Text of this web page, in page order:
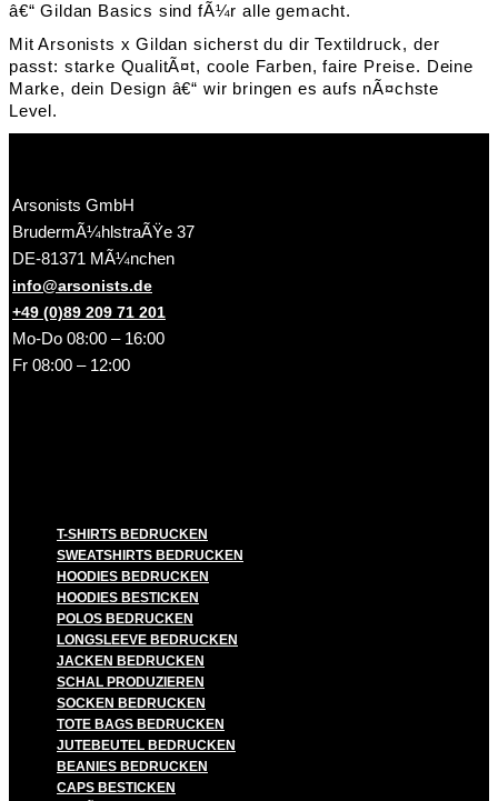
â€“ Gildan Basics sind fÃ¼r alle gemacht.
Mit Arsonists x Gildan sicherst du dir Textildruck, der
passt: starke QualitÃ¤t, coole Farben, faire Preise. Deine
Marke, dein Design â€“ wir bringen es aufs nÃ¤chste
Level.
Arsonists GmbH
BrudermÃ¼hlstraÃŸe 37
DE-81371 MÃ¼nchen
info@arsonists.de
+49 (0)89 209 71 201
Mo-Do 08:00 – 16:00
Fr 08:00 – 12:00
T-SHIRTS BEDRUCKEN
SWEATSHIRTS BEDRUCKEN
HOODIES BEDRUCKEN
HOODIES BESTICKEN
POLOS BEDRUCKEN
LONGSLEEVE BEDRUCKEN
JACKEN BEDRUCKEN
SCHAL PRODUZIEREN
SOCKEN BEDRUCKEN
TOTE BAGS BEDRUCKEN
JUTEBEUTEL BEDRUCKEN
BEANIES BEDRUCKEN
CAPS BESTICKEN